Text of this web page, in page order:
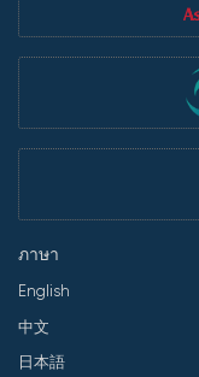
ภาษา
English
中文
日本語